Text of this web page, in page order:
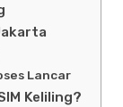
Lancar
Keliling?